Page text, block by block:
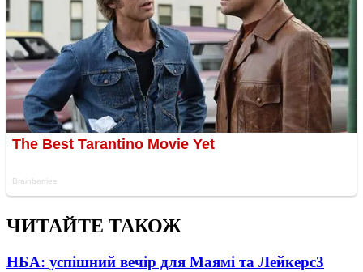
ЧИТАЙТЕ ТАКОЖ
НБА: успішний вечір для Маямі та Лейкерс3